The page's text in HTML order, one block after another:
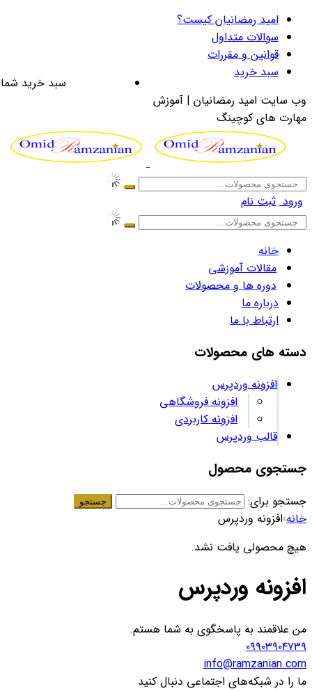
امید رمضانیان کیست؟
سوالات متداول
قوانین و مقررات
سبد خرید
سبد خرید
وب سایت امید رمضانیان | آموزش
مهارت های کوچینگ
ورود ثبت نام
خانه
مقالات آموزشی
دوره ها و محصولات
درباره ما
ارتباط با ما
دسته های محصولات
افزونه وردپرس
افزونه فروشگاهی
افزونه کاربردی
قالب وردپرس
جستجوی محصول
جستجو برای: جستجو
خانه›افزونه وردپرس
هیچ محصولی یافت نشد.
افزونه وردپرس
من علاقمند به پاسخگوی به شما هستم.
۰۹۹۰۳۹۰۴۷۳۹
info@ramzanian.com
ما را در شبکه‌های اجتماعی دنبال کنید